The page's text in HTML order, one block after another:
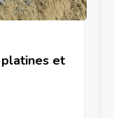
et